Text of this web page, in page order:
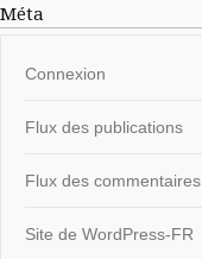
Méta
Connexion
Flux des publications
Flux des commentaires
Site de WordPress-FR